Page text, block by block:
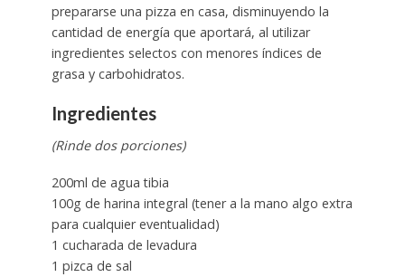
prepararse una pizza en casa, disminuyendo la
cantidad de energía que aportará, al utilizar
ingredientes selectos con menores índices de
grasa y carbohidratos.
Ingredientes
(Rinde dos porciones)
200ml de agua tibia
100g de harina integral (tener a la mano algo extra
para cualquier eventualidad)
1 cucharada de levadura
1 pizca de sal